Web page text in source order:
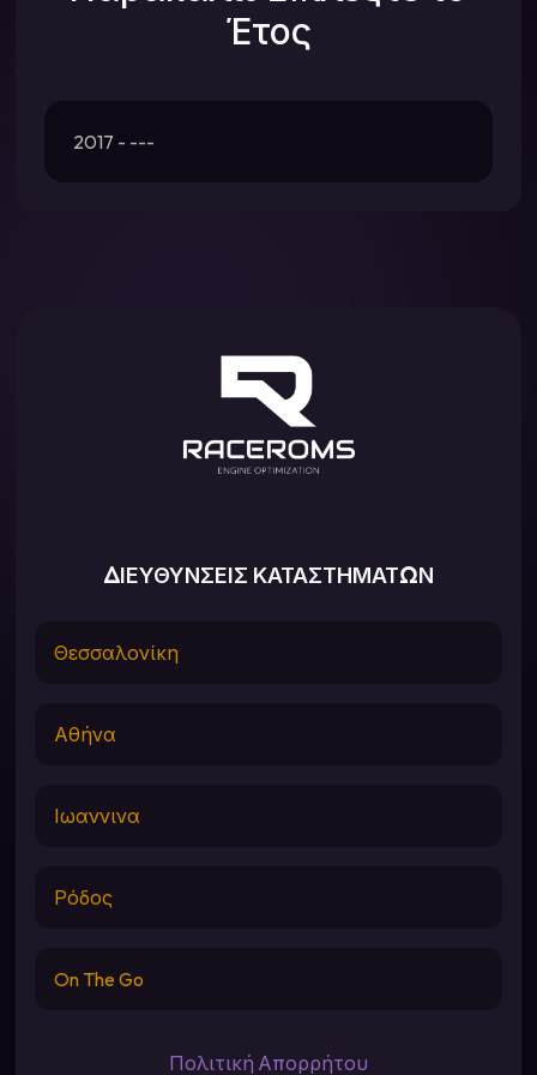
Έτος
2017 - ---
ΔΙΕΥΘΥΝΣΕΙΣ ΚΑΤΑΣΤΗΜΑΤΩΝ
Θεσσαλονίκη
Αθήνα
Ιωαννινα
Ρόδος
On The Go
Πολιτική Απορρήτου